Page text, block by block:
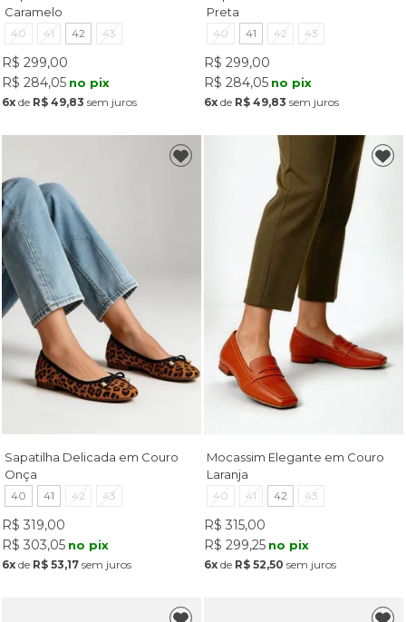
Caramelo
40 41 42 43
R$ 299,00
R$ 284,05 no pix
6xde R$ 49,83 sem juros
Preta
40 41 42 43
R$ 299,00
R$ 284,05 no pix
6x de R$ 49,83 sem juros
Sapatilha Delicada em Couro
Onça
40 41 42 43
R$ 319,00
R$ 303,05 no pix
6xde R$ 53,17sem juros
Mocassim Elegante em Couro
Laranja
40 41 42 43
R$ 315,00
R$ 299,25 no pix
6x de R$ 52,50 sem juros